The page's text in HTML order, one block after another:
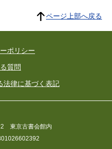
ページ上部へ戻る
ポリシー
質問
法律に基づく表記
東京古書会館内